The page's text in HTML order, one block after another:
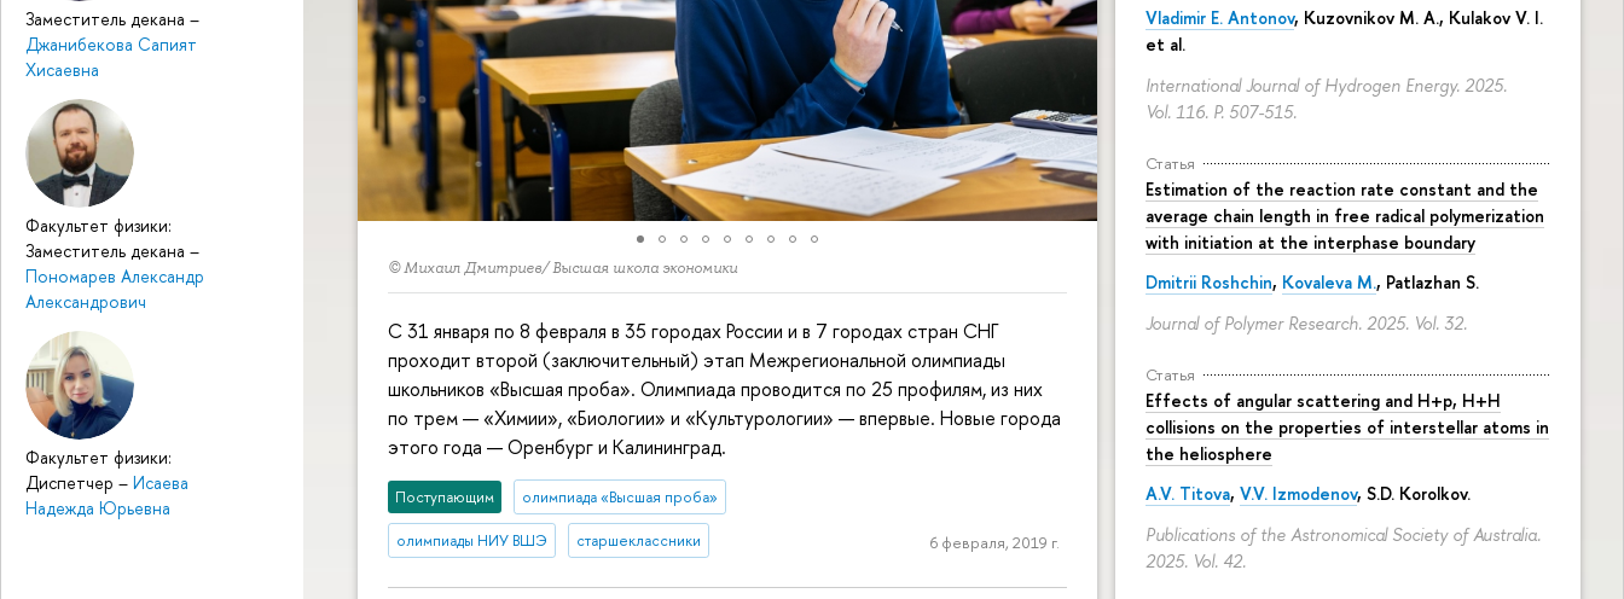
Заместитель декана –
Джанибекова Сапият
Хисаевна
Факультет физики:
Заместитель декана –
Пономарев Александр
Александрович
Факультет физики:
Диспетчер – Исаева
Надежда Юрьевна
Vladimir E. Antonov, Kuzovnikov M. A., Kulakov V. I.
et al.
International Journal of Hydrogen Energy. 2025.
Vol. 116. P. 507-515.
Статья
Estimation of the reaction rate constant and the
average chain length in free radical polymerization
with initiation at the interphase boundary
Dmitrii Roshchin, Kovaleva M., Patlazhan S.
Journal of Polymer Research. 2025. Vol. 32.
Статья
Effects of angular scattering and H+p, H+H
collisions on the properties of interstellar atoms in
the heliosphere
A.V. Titova, V.V. Izmodenov, S.D. Korolkov.
Publications of the Astronomical Society of Australia.
2025. Vol. 42.
© Михаил Дмитриев/ Высшая школа экономики
С 31 января по 8 февраля в 35 городах России и в 7 городах стран СНГ
проходит второй (заключительный) этап Межрегиональной олимпиады
школьников «Высшая проба». Олимпиада проводится по 25 профилям, из них
по трем — «Химии», «Биологии» и «Культурологии» — впервые. Новые города
этого года — Оренбург и Калининград.
Поступающим олимпиада «Высшая проба»
олимпиады НИУ ВШЭ старшеклассники 6 февраля, 2019 г.